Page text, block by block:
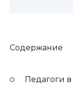
Содержание
Педагоги в